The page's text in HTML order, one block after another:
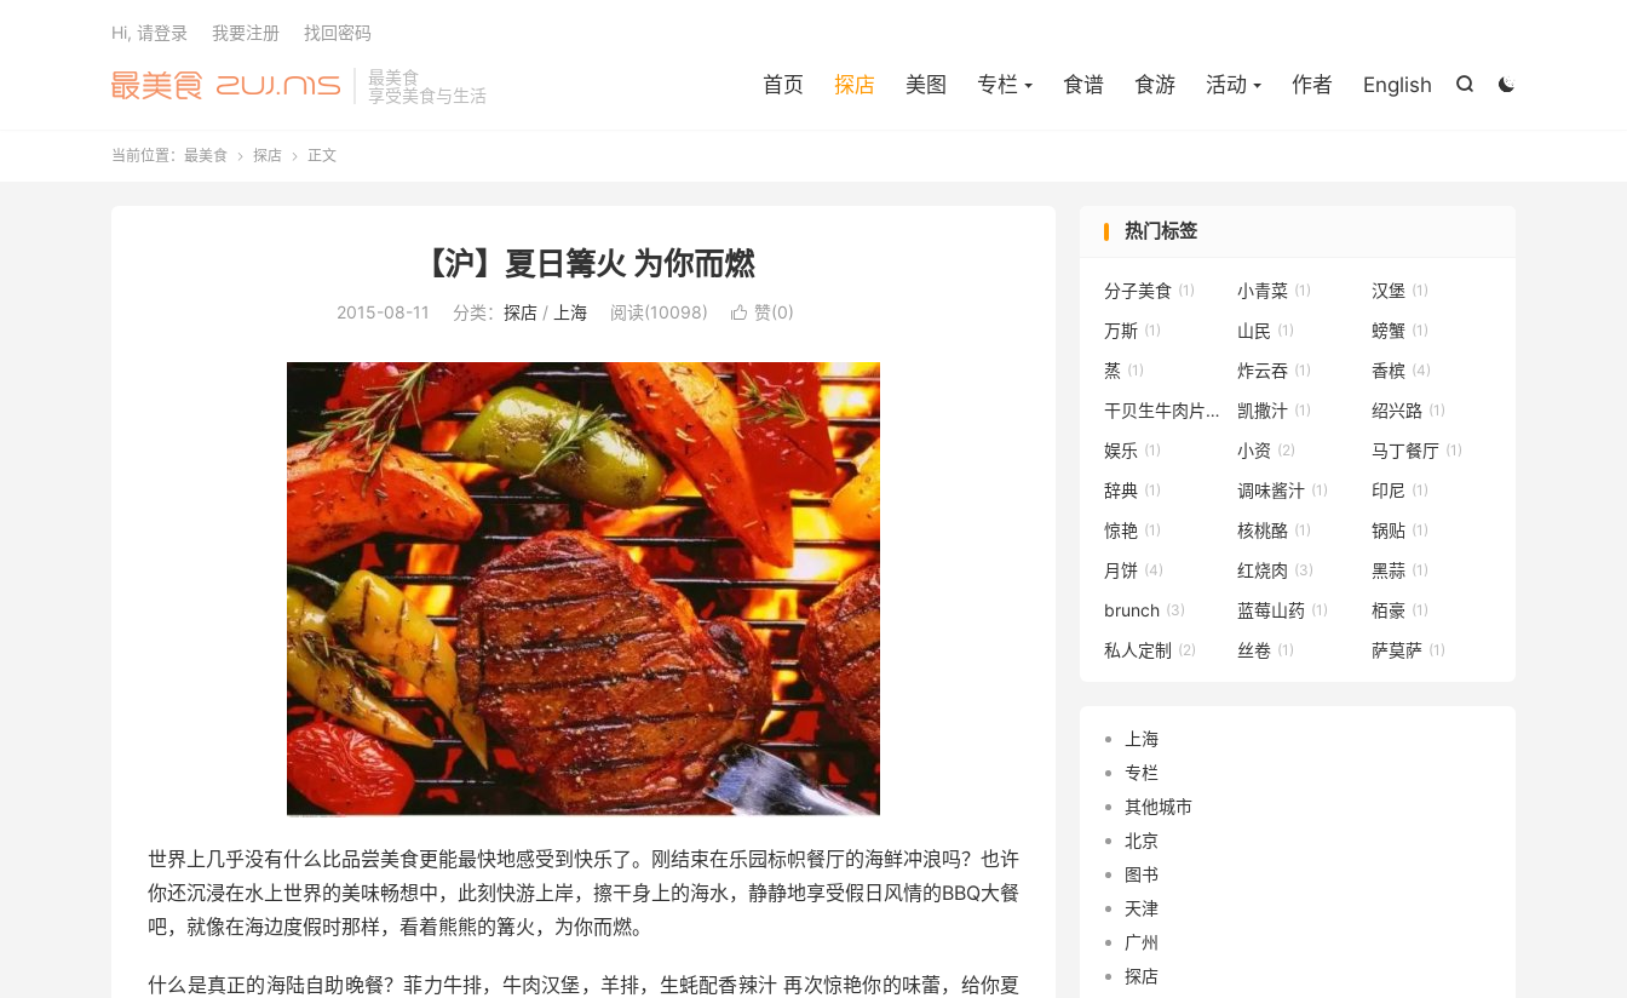
最美食
享受美食与生活


首页 探店 美图 专栏 食谱 食游 活动 作者 English
Hi, 请登录 我要注册 找回密码
当前位置： 最美食  探店  正文
【沪】夏日篝火 为你而燃
2015-08-11 分类： 探店 / 上海 阅读(10098)  赞(0)
世界上几乎没有什么比品尝美食更能最快地感受到快乐了。刚结束在乐园标帜餐厅的海鲜冲浪吗？也许
你还沉浸在水上世界的美味畅想中，此刻快游上岸，擦干身上的海水，静静地享受假日风情的BBQ大餐
吧，就像在海边度假时那样，看着熊熊的篝火，为你而燃。
什么是真正的海陆自助晚餐？菲力牛排，牛肉汉堡，羊排，生蚝配香辣汁 再次惊艳你的味蕾，给你夏
热门标签
分子美食 (1) 小青菜 (1) 汉堡 (1)
万斯 (1) 山民 (1) 螃蟹 (1)
蒸 (1) 炸云吞 (1) 香槟 (4)
干贝生牛肉片
(1) 凯撒汁 (1) 绍兴路 (1)
娱乐 (1) 小资 (2) 马丁餐厅 (1)
辞典 (1) 调味酱汁 (1) 印尼 (1)
惊艳 (1) 核桃酪 (1) 锅贴 (1)
月饼 (4) 红烧肉 (3) 黑蒜 (1)
brunch (3) 蓝莓山药 (1) 栢豪 (1)
私人定制 (2) 丝卷 (1) 萨莫萨 (1)
上海
专栏
其他城市
北京
图书
天津
广州
探店